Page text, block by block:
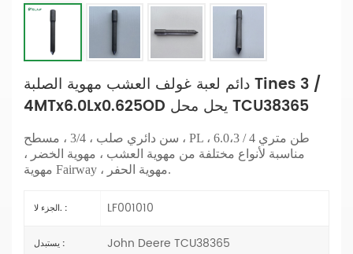
دائم لعبة غولف العشب مهوية الصلبة Tines 3 /
4MTx6.0Lx0.625OD يحل محل TCU38365
سن دائري صلب ، 3/4 ، مسطح ، PL ، 6.0،3 / 4 طن متري
مناسبة لأنواع مختلفة من مهوية العشب ، مهوية الخضر ،
مهوية Fairway ، مهوية الحفر.
الجزء لا. : LF001010
يستبدل : John Deere TCU38365